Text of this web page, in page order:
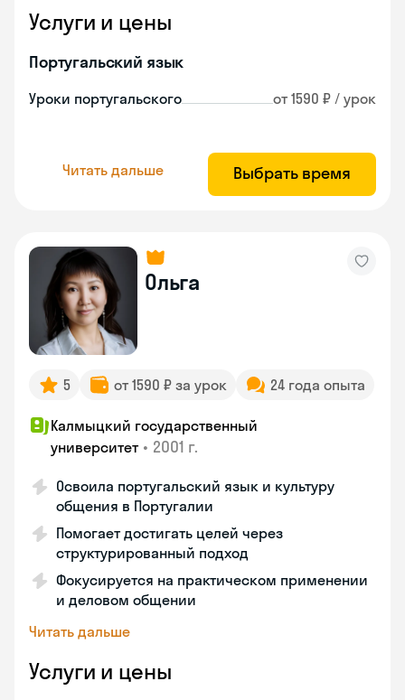
Услуги и цены
Португальский язык
Уроки португальского от 1590 ₽ / урок
Читать дальше Выбрать время
Ольга
5 от 1590 ₽ за урок 24 года опыта
Калмыцкий государственный
университет • 2001 г.
Освоила португальский язык и культуру
общения в Португалии
Помогает достигать целей через
структурированный подход
Фокусируется на практическом применении
и деловом общении
Читать дальше
Услуги и цены